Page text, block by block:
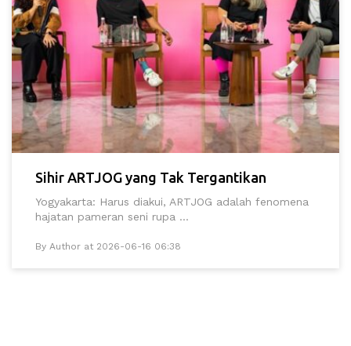
Sihir ARTJOG yang Tak Tergantikan
Yogyakarta: Harus diakui, ARTJOG adalah fenomena
hajatan pameran seni rupa ...
By Author at 2026-06-16 06:38